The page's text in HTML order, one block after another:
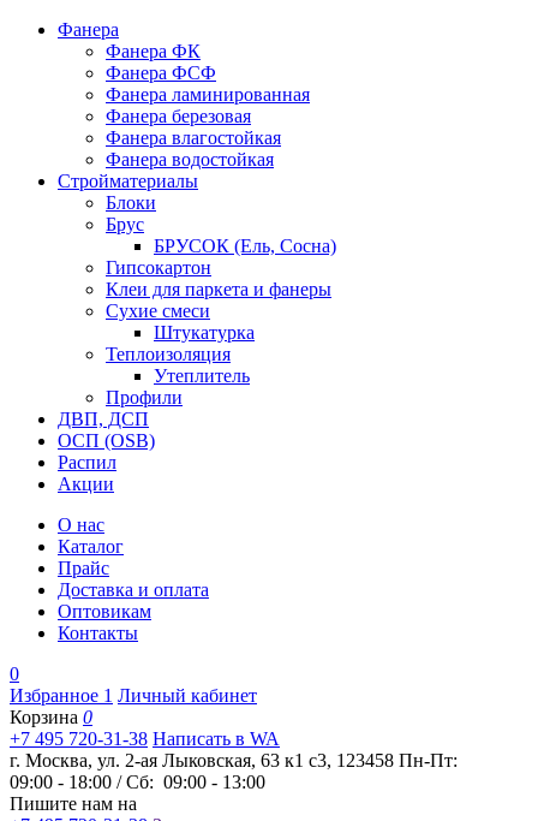
Фанера
Фанера ФК
Фанера ФСФ
Фанера ламинированная
Фанера березовая
Фанера влагостойкая
Фанера водостойкая
Стройматериалы
Блоки
Брус
БРУСОК (Ель, Сосна)
Гипсокартон
Клеи для паркета и фанеры
Сухие смеси
Штукатурка
Теплоизоляция
Утеплитель
Профили
ДВП, ДСП
ОСП (OSB)
Распил
Акции
О нас
Каталог
Прайс
Доставка и оплата
Оптовикам
Контакты
0
Избранное 1 Личный кабинет
Корзина 0
+7 495 720-31-38 Написать в WA
г. Москва, ул. 2-ая Лыковская, 63 к1 с3, 123458 Пн-Пт:
09:00 - 18:00 / Сб: 09:00 - 13:00
Пишите нам на